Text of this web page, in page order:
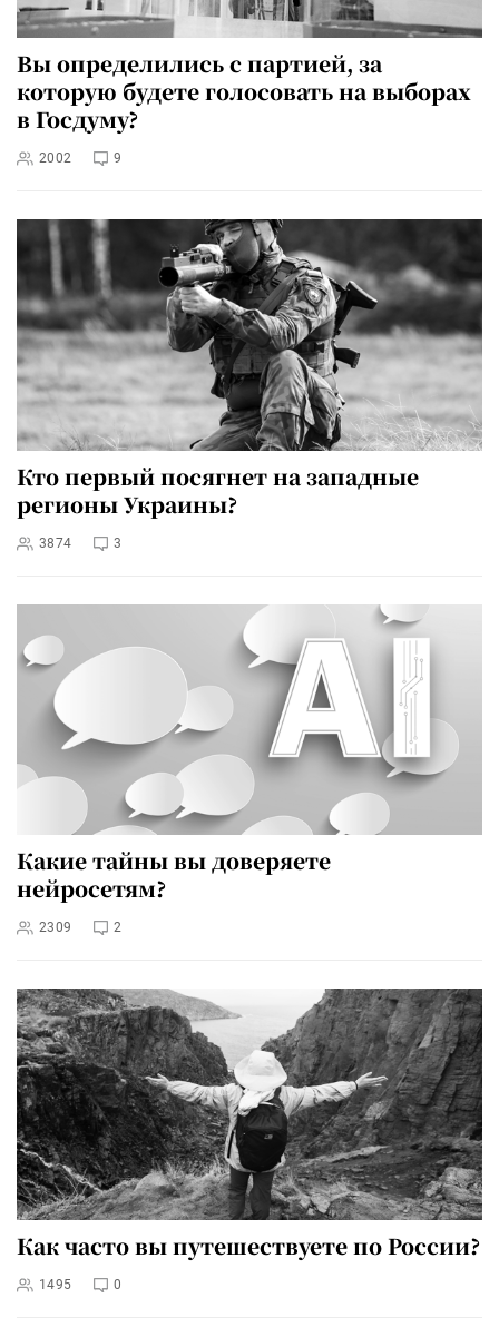
Вы определились с партией, за
которую будете голосовать на выборах
в Госдуму?
2002 9
Кто первый посягнет на западные
регионы Украины?
3874 3
Какие тайны вы доверяете
нейросетям?
2309 2
Как часто вы путешествуете по России?
1495 0